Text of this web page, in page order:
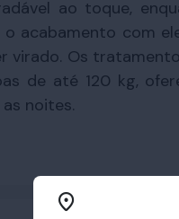
ao toque,
acabamento com
virado. Os
de até 120 kg,
noites.